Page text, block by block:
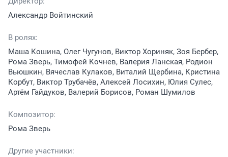
Александр Войтинский
В ролях:
Маша Кошина, Олег Чугунов, Виктор Хориняк, Зоя Бербер,
Рома Зверь, Тимофей Кочнев, Валерия Ланская, Родион
Вьюшкин, Вячеслав Кулаков, Виталий Щербина, Кристина
Корбут, Виктор Трубачёв, Алексей Лосихин, Юлия Сулес,
Артём Гайдуков, Валерий Борисов, Роман Шумилов
Композитор:
Рома Зверь
Другие участники: